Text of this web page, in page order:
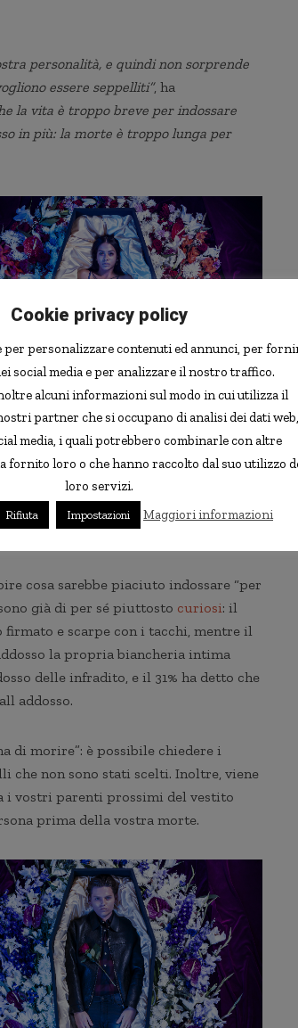
personalità, e quindi non sorprende
essere seppelliti”, ha
la vita è troppo breve per indossare
in più: la morte è troppo lunga per
cosa sarebbe piaciuto indossare “per
già di per sé piuttosto curiosi: il
firmato e scarpe con i tacchi, mentre il
la propria biancheria intima
delle infradito, e il 31% ha detto che
addosso.
di morire”: è possibile chiedere i
non sono stati scelti. Inoltre, viene
i vostri parenti prossimi del vestito
prima della vostra morte.
Cookie privacy policy
per personalizzare contenuti ed annunci, per
social media e per analizzare il nostro traffico.
alcuni informazioni sul modo in cui utilizza il
partner che si occupano di analisi dei dati web,
media, i quali potrebbero combinarle con altre
fornito loro o che hanno raccolto dal suo utilizzo
loro servizi.
Rifiuta Impostazioni Maggiori informazioni